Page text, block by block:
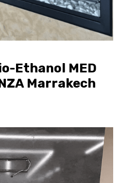
Ethanol MED
Marrakech